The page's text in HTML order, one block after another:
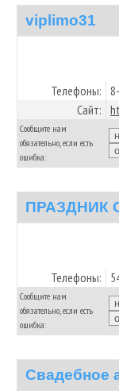
viplimo31
Телефоны:
Сайт:
Сообщите нам
обязательно, если есть
ошибка:
ПРАЗДНИК
Телефоны:
Сообщите нам
обязательно, если есть
ошибка:
Свадебное